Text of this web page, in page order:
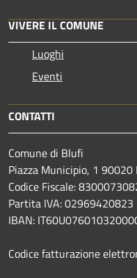
VIVERE IL COMUNE
Luoghi
Eventi
CONTATTI
Comune di Blufi
Piazza Municipio, 1
Codice Fiscale:
Partita IVA: 02969420823
IBAN:
Codice fatturazione